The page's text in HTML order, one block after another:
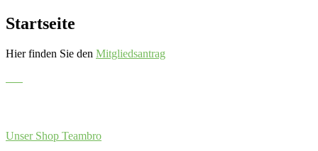
Startseite
Hier finden Sie den Mitgliedsantrag
Unser Shop Teambro